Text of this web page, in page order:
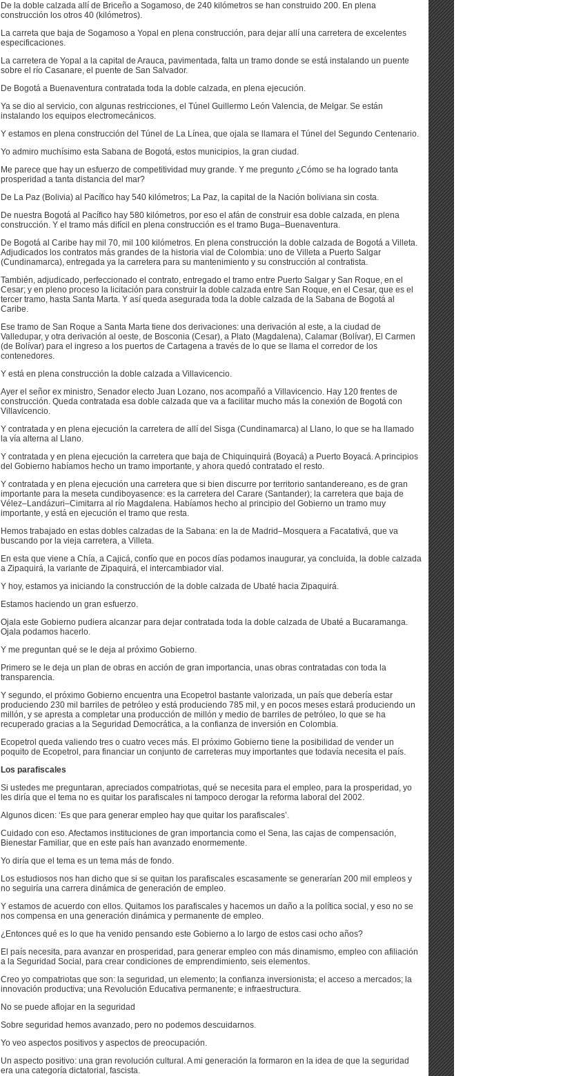
De la doble calzada allí de Briceño a Sogamoso, de 240 kilómetros se han construido 200. En plena
construcción los otros 40 (kilómetros).
La carreta que baja de Sogamoso a Yopal en plena construcción, para dejar allí una carretera de excelentes
especificaciones.
La carretera de Yopal a la capital de Arauca, pavimentada, falta un tramo donde se está instalando un puente
sobre el río Casanare, el puente de San Salvador.
De Bogotá a Buenaventura contratada toda la doble calzada, en plena ejecución.
Ya se dio al servicio, con algunas restricciones, el Túnel Guillermo León Valencia, de Melgar. Se están
instalando los equipos electromecánicos.
Y estamos en plena construcción del Túnel de La Línea, que ojala se llamara el Túnel del Segundo Centenario.
Yo admiro muchísimo esta Sabana de Bogotá, estos municipios, la gran ciudad.
Me parece que hay un esfuerzo de competitividad muy grande. Y me pregunto ¿Cómo se ha logrado tanta
prosperidad a tanta distancia del mar?
De La Paz (Bolivia) al Pacífico hay 540 kilómetros; La Paz, la capital de la Nación boliviana sin costa.
De nuestra Bogotá al Pacífico hay 580 kilómetros, por eso el afán de construir esa doble calzada, en plena
construcción. Y el tramo más difícil en plena construcción es el tramo Buga–Buenaventura.
De Bogotá al Caribe hay mil 70, mil 100 kilómetros. En plena construcción la doble calzada de Bogotá a Villeta.
Adjudicados los contratos más grandes de la historia vial de Colombia: uno de Villeta a Puerto Salgar
(Cundinamarca), entregada ya la carretera para su mantenimiento y su construcción al contratista.
También, adjudicado, perfeccionado el contrato, entregado el tramo entre Puerto Salgar y San Roque, en el
Cesar; y en pleno proceso la licitación para construir la doble calzada entre San Roque, en el Cesar, que es el
tercer tramo, hasta Santa Marta. Y así queda asegurada toda la doble calzada de la Sabana de Bogotá al
Caribe.
Ese tramo de San Roque a Santa Marta tiene dos derivaciones: una derivación al este, a la ciudad de
Valledupar, y otra derivación al oeste, de Bosconia (Cesar), a Plato (Magdalena), Calamar (Bolívar), El Carmen
(de Bolívar) para el ingreso a los puertos de Cartagena a través de lo que se llama el corredor de los
contenedores.
Y está en plena construcción la doble calzada a Villavicencio.
Ayer el señor ex ministro, Senador electo Juan Lozano, nos acompañó a Villavicencio. Hay 120 frentes de
construcción. Queda contratada esa doble calzada que va a facilitar mucho más la conexión de Bogotá con
Villavicencio.
Y contratada y en plena ejecución la carretera de allí del Sisga (Cundinamarca) al Llano, lo que se ha llamado
la vía alterna al Llano.
Y contratada y en plena ejecución la carretera que baja de Chiquinquirá (Boyacá) a Puerto Boyacá. A principios
del Gobierno habíamos hecho un tramo importante, y ahora quedó contratado el resto.
Y contratada y en plena ejecución una carretera que si bien discurre por territorio santandereano, es de gran
importante para la meseta cundiboyasence: es la carretera del Carare (Santander); la carretera que baja de
Vélez–Landázuri–Cimitarra al río Magdalena. Habíamos hecho al principio del Gobierno un tramo muy
importante, y está en ejecución el tramo que resta.
Hemos trabajado en estas dobles calzadas de la Sabana: en la de Madrid–Mosquera a Facatativá, que va
buscando por la vieja carretera, a Villeta.
En esta que viene a Chía, a Cajicá, confío que en pocos días podamos inaugurar, ya concluida, la doble calzada
a Zipaquirá, la variante de Zipaquirá, el intercambiador vial.
Y hoy, estamos ya iniciando la construcción de la doble calzada de Ubaté hacia Zipaquirá.
Estamos haciendo un gran esfuerzo.
Ojala este Gobierno pudiera alcanzar para dejar contratada toda la doble calzada de Ubaté a Bucaramanga.
Ojala podamos hacerlo.
Y me preguntan qué se le deja al próximo Gobierno.
Primero se le deja un plan de obras en acción de gran importancia, unas obras contratadas con toda la
transparencia.
Y segundo, el próximo Gobierno encuentra una Ecopetrol bastante valorizada, un país que debería estar
produciendo 230 mil barriles de petróleo y está produciendo 785 mil, y en pocos meses estará produciendo un
millón, y se apresta a completar una producción de millón y medio de barriles de petróleo, lo que se ha
recuperado gracias a la Seguridad Democrática, a la confianza de inversión en Colombia.
Ecopetrol queda valiendo tres o cuatro veces más. El próximo Gobierno tiene la posibilidad de vender un
poquito de Ecopetrol, para financiar un conjunto de carreteras muy importantes que todavía necesita el país.
Los parafiscales
Si ustedes me preguntaran, apreciados compatriotas, qué se necesita para el empleo, para la prosperidad, yo
les diría que el tema no es quitar los parafiscales ni tampoco derogar la reforma laboral del 2002.
Algunos dicen: ‘Es que para generar empleo hay que quitar los parafiscales’.
Cuidado con eso. Afectamos instituciones de gran importancia como el Sena, las cajas de compensación,
Bienestar Familiar, que en este país han avanzado enormemente.
Yo diría que el tema es un tema más de fondo.
Los estudiosos nos han dicho que si se quitan los parafiscales escasamente se generarían 200 mil empleos y
no seguiría una carrera dinámica de generación de empleo.
Y estamos de acuerdo con ellos. Quitamos los parafiscales y hacemos un daño a la política social, y eso no se
nos compensa en una generación dinámica y permanente de empleo.
¿Entonces qué es lo que ha venido pensando este Gobierno a lo largo de estos casi ocho años?
El país necesita, para avanzar en prosperidad, para generar empleo con más dinamismo, empleo con afiliación
a la Seguridad Social, para crear condiciones de emprendimiento, seis elementos.
Creo yo compatriotas que son: la seguridad, un elemento; la confianza inversionista; el acceso a mercados; la
innovación productiva; una Revolución Educativa permanente; e infraestructura.
No se puede aflojar en la seguridad
Sobre seguridad hemos avanzado, pero no podemos descuidarnos.
Yo veo aspectos positivos y aspectos de preocupación.
Un aspecto positivo: una gran revolución cultural. A mi generación la formaron en la idea de que la seguridad
era una categoría dictatorial, fascista.